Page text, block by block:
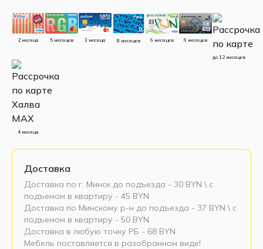
2 месяца 5 месяцев 3 месяца 8 месяцев 6 месяцев 6 месяцев
до 12 месяцев
4 месяца
Доставка
Доставка по г. Минск до подъезда - 30 BYN \ c
подъемом в квартиру - 45 BYN
Доставка по Минскому р-н до подъезда - 37 BYN \ c
подъемом в квартиру - 50 BYN
Доставка в любую точку РБ - 68 BYN
Мебель поставляется в разобранном виде!